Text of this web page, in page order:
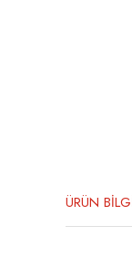
ÜRÜN